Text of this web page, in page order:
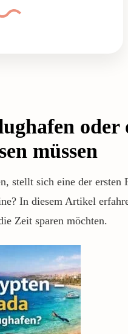
oder
müssen
stellt sich eine der ersten
In diesem Artikel
Zeit sparen möchten.